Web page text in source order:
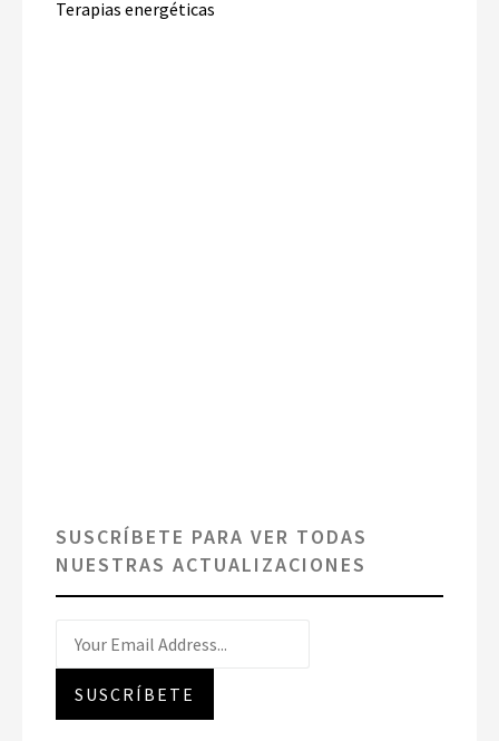
Terapias energéticas
SUSCRÍBETE PARA VER TODAS
NUESTRAS ACTUALIZACIONES
SUSCRÍBETE